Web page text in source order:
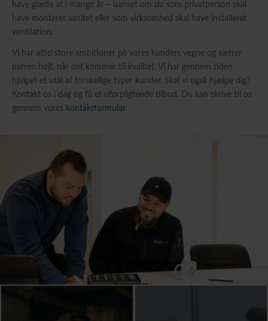
have glæde af i mange år – uanset om du som privatperson skal
have monteret sanitet eller som virksomhed skal have installeret
ventilation.
Vi har altid store ambitioner på vores kunders vegne og sætter
barren højt, når det kommer til kvalitet. Vi har gennem tiden
hjulpet et utal af forskellige typer kunder. Skal vi også hjælpe dig?
Kontakt os i dag og få et uforpligtende tilbud. Du kan skrive til os
gennem vores kontaktformular.